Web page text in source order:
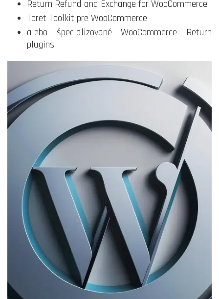
Return Refund and Exchange for WooCommerce
Toret Toolkit pre WooCommerce
alebo špecializované WooCommerce Return
plugins